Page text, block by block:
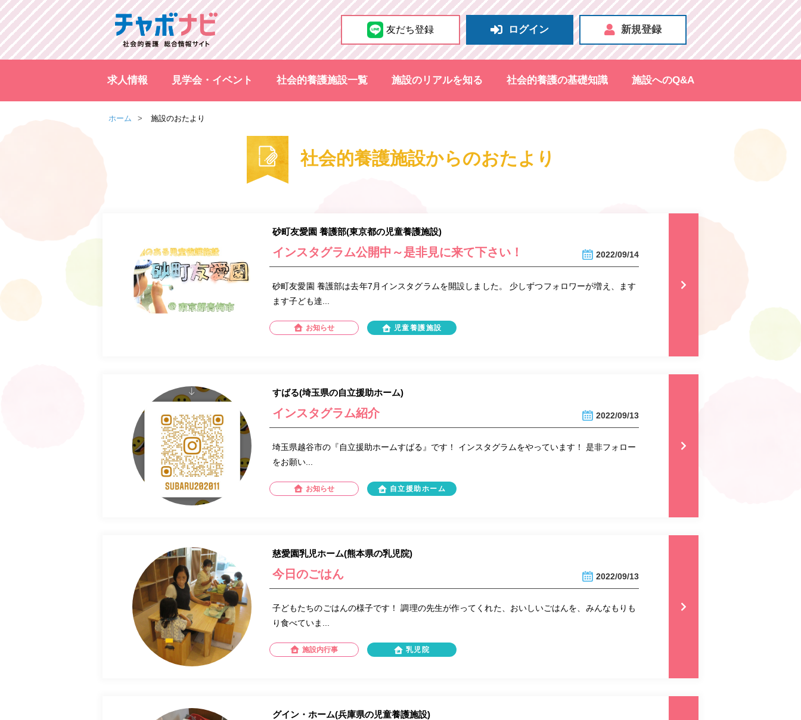
友だち登録 ログイン 新規登録
求人情報 見学会・イベント 社会的養護施設一覧 施設のリアルを知る 社会的養護の基礎知識 施設へのQ&A
ホーム 施設のおたより
社会的養護施設からのおたより
2022/09/14
砂町友愛園 養護部(東京都の児童養護施設)
インスタグラム公開中～是非見に来て下さい！
砂町友愛園 養護部は去年7月インスタグラムを開設しました。 少しずつフォロワーが増え、ます
ます子ども達...
お知らせ 児童養護施設
2022/09/13
すばる(埼玉県の自立援助ホーム)
インスタグラム紹介
埼玉県越谷市の『自立援助ホームすばる』です！ インスタグラムをやっています！ 是非フォロー
をお願い...
お知らせ 自立援助ホーム
2022/09/13
慈愛園乳児ホーム(熊本県の乳児院)
今日のごはん
子どもたちのごはんの様子です！ 調理の先生が作ってくれた、おいしいごはんを、みんなもりも
り食べていま...
施設内行事 乳児院
グイン・ホーム(兵庫県の児童養護施設)